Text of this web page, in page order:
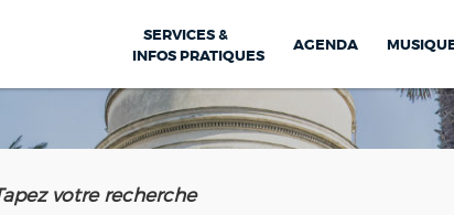
SERVICES &
INFOS PRATIQUES
AGENDA